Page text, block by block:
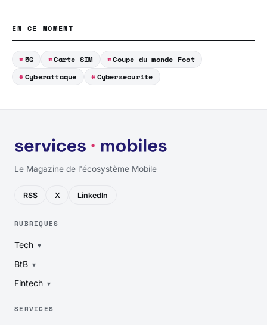
EN CE MOMENT
5G Carte SIM
Coupe du monde Foot
Cyberattaque
Cybersecurite
Le Magazine de l'écosystème Mobile
RSS X LinkedIn
RUBRIQUES
Tech
BtB
Fintech
SERVICES